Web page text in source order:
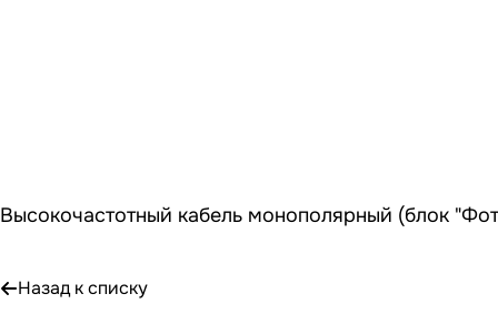
Высокочастотный кабель монополярный (блок
Назад к списку